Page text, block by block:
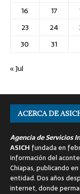
16
17
23
24
30
31
« Jul
ACERCA DE
Agencia de Servicios
ASICH fundada en
información del
Chiapas, publicando
entidad. Dos años
internet, donde